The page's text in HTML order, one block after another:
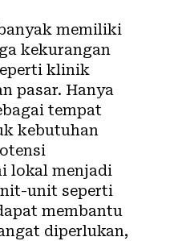
memiliki
kekurangan
klinik
pasar. Hanya
tempat
kebutuhan
lokal menjadi
unit seperti
membantu
diperlukan,